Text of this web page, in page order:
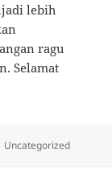
lebih
ragu
Selamat
Categories
Uncategorized